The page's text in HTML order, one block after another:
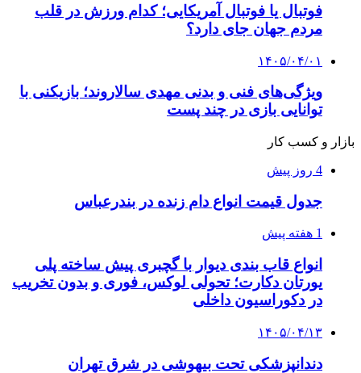
فوتبال یا فوتبال آمریکایی؛ کدام ورزش در قلب
مردم جهان جای دارد؟
۱۴۰۵/۰۴/۰۱
ویژگی‌های فنی و بدنی مهدی سالاروند؛ بازیکنی با
توانایی بازی در چند پست
بازار و کسب کار
4 روز پیش
جدول قیمت انواع دام زنده در بندرعباس
1 هفته پیش
انواع قاب بندی دیوار با گچبری پیش ساخته پلی
یورتان دکارت؛ تحولی لوکس، فوری و بدون تخریب
در دکوراسیون داخلی
۱۴۰۵/۰۴/۱۳
دندانپزشکی تحت بیهوشی در شرق تهران